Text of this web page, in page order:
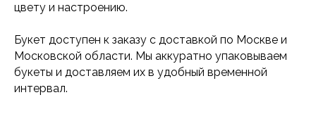
цвету и настроению.
Букет доступен к заказу с доставкой по Москве и
Московской области. Мы аккуратно упаковываем
букеты и доставляем их в удобный временной
интервал.